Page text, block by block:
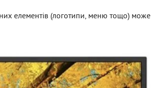
елементів (логотипи, меню тощо) може